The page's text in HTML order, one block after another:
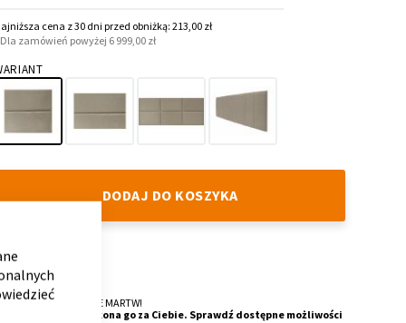
CLOSE
cena z 30 dni przed obniżką: 213,00 zł
zamówień powyżej 6 999,00 zł
DODAJ DO KOSZYKA
DOSTAWA
do 8 tygodni.
O MONTAŻ SIĘ NIE MARTW!
Nasza ekipa wykona go za Ciebie. Sprawdź dostępne możliwości